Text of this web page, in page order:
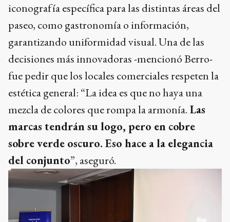
iconografía específica para las distintas áreas del
paseo, como gastronomía o información,
garantizando uniformidad visual. Una de las
decisiones más innovadoras -mencionó Berro-
fue pedir que los locales comerciales respeten la
estética general: “La idea es que no haya una
mezcla de colores que rompa la armonía. Las
marcas tendrán su logo, pero en cobre
sobre verde oscuro. Eso hace a la elegancia
del conjunto”, aseguró.